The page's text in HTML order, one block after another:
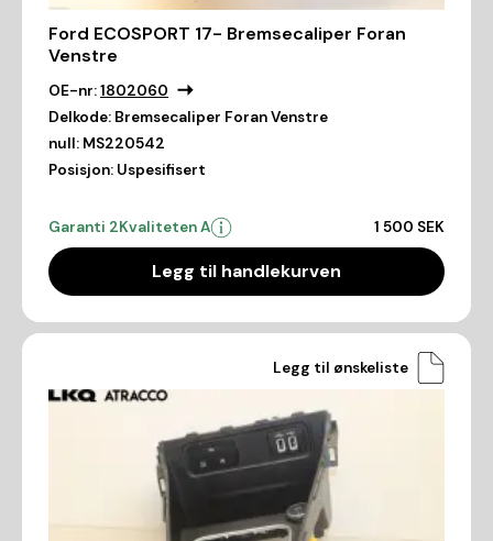
Ford ECOSPORT 17- Bremsecaliper Foran
Venstre
OE-nr:1802060
Delkode: Bremsecaliper Foran Venstre
null: MS220542
Posisjon: Uspesifisert
Garanti 2Kvaliteten A 1 500 SEK
Legg til handlekurven
Legg til ønskeliste